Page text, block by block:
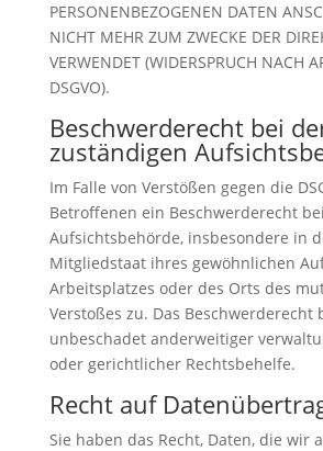
PERSONENBEZOGENEN DATEN
NICHT MEHR ZUM ZWECKE DER
VERWENDET (WIDERSPRUCH NACH
DSGVO).
Beschwerde­recht bei
zuständigen
Im Falle von Verstößen gegen die
Betroffenen ein Beschwerderecht
Aufsichtsbehörde, insbesondere in
Mitgliedstaat ihres gewöhnlichen
Arbeitsplatzes oder des Orts des
Verstoßes zu. Das Beschwerderecht
unbeschadet anderweitiger
oder gerichtlicher Rechtsbehelfe.
Recht auf
Sie haben das Recht, Daten, die wir